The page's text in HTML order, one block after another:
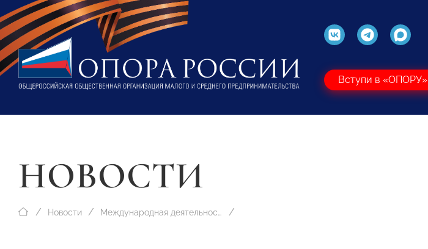
Вступи в «ОПОРУ»
НОВОСТИ
Новости Международная деятельность